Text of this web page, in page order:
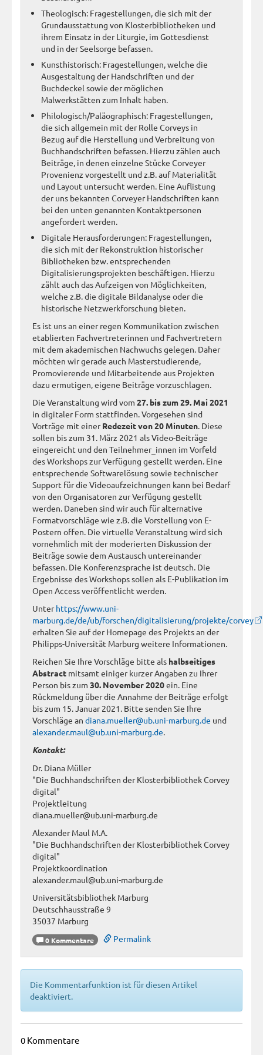
Theologisch: Fragestellungen, die sich mit der
Grundausstattung von Klosterbibliotheken und
ihrem Einsatz in der Liturgie, im Gottesdienst
und in der Seelsorge befassen.
Kunsthistorisch: Fragestellungen, welche die
Ausgestaltung der Handschriften und der
Buchdeckel sowie der möglichen
Malwerkstätten zum Inhalt haben.
Philologisch/Paläographisch: Fragestellungen,
die sich allgemein mit der Rolle Corveys in
Bezug auf die Herstellung und Verbreitung von
Buchhandschriften befassen. Hierzu zählen auch
Beiträge, in denen einzelne Stücke Corveyer
Provenienz vorgestellt und z.B. auf Materialität
und Layout untersucht werden. Eine Auflistung
der uns bekannten Corveyer Handschriften kann
bei den unten genannten Kontaktpersonen
angefordert werden.
Digitale Herausforderungen: Fragestellungen,
die sich mit der Rekonstruktion historischer
Bibliotheken bzw. entsprechenden
Digitalisierungsprojekten beschäftigen. Hierzu
zählt auch das Aufzeigen von Möglichkeiten,
welche z.B. die digitale Bildanalyse oder die
historische Netzwerkforschung bieten.
Es ist uns an einer regen Kommunikation zwischen
etablierten Fachvertreterinnen und Fachvertretern
mit dem akademischen Nachwuchs gelegen. Daher
möchten wir gerade auch Masterstudierende,
Promovierende und Mitarbeitende aus Projekten
dazu ermutigen, eigene Beiträge vorzuschlagen.
Die Veranstaltung wird vom 27. bis zum 29. Mai 2021
in digitaler Form stattfinden. Vorgesehen sind
Vorträge mit einerRedezeit von 20 Minuten. Diese
sollen bis zum 31. März 2021 als Video-Beiträge
eingereicht und den Teilnehmer_innen im Vorfeld
des Workshops zur Verfügung gestellt werden. Eine
entsprechende Softwarelösung sowie technischer
Support für die Videoaufzeichnungen kann bei Bedarf
von den Organisatoren zur Verfügung gestellt
werden. Daneben sind wir auch für alternative
Formatvorschläge wie z.B. die Vorstellung von E-
Postern offen. Die virtuelle Veranstaltung wird sich
vornehmlich mit der moderierten Diskussion der
Beiträge sowie dem Austausch untereinander
befassen. Die Konferenzsprache ist deutsch. Die
Ergebnisse des Workshops sollen als E-Publikation im
Open Access veröffentlicht werden.
Unterhttps://www.uni-
marburg.de/de/ub/forschen/digitalisierung/projekte/corvey
erhalten Sie auf der Homepage des Projekts an der
Philipps-Universität Marburg weitere Informationen.
Reichen Sie Ihre Vorschläge bitte als halbseitiges
Abstract mitsamt einiger kurzer Angaben zu Ihrer
Person bis zum 30. November 2020ein. Eine
Rückmeldung über die Annahme der Beiträge erfolgt
bis zum 15. Januar 2021. Bitte senden Sie Ihre
Vorschläge an diana.mueller@ub.uni-marburg.de und
alexander.maul@ub.uni-marburg.de.
Kontakt:
Dr. Diana Müller
"Die Buchhandschriften der Klosterbibliothek Corvey
digital"
Projektleitung
diana.mueller@ub.uni-marburg.de
Alexander Maul M.A.
"Die Buchhandschriften der Klosterbibliothek Corvey
digital"
Projektkoordination
alexander.maul@ub.uni-marburg.de
Universitätsbibliothek Marburg
Deutschhausstraße 9
35037 Marburg
0 Kommentare Permalink
Die Kommentarfunktion ist für diesen Artikel
deaktiviert.
0 Kommentare